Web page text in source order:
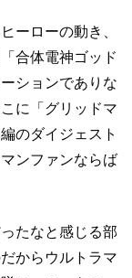
ーローの動き、
合体電神ゴッド
ションでありな
に「グリッドマ
のダイジェスト
ンファンならば
たなと感じる部
からウルトラマ